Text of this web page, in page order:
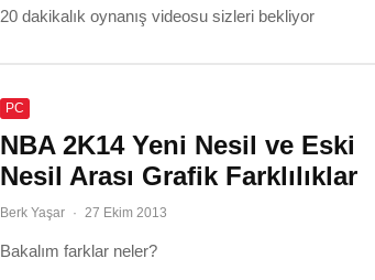
20 dakikalık oynanış videosu sizleri bekliyor
PC
NBA 2K14 Yeni Nesil ve Eski
Nesil Arası Grafik Farklılıklar
Berk Yaşar · 27 Ekim 2013
Bakalım farklar neler?